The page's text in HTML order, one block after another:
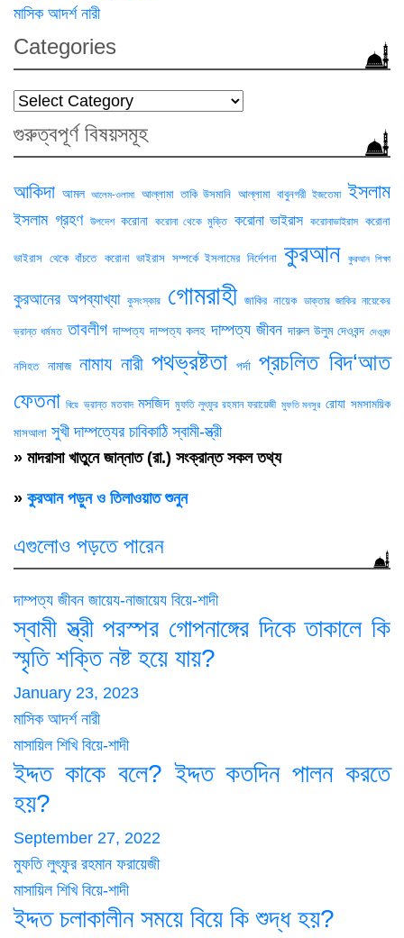
মাসিক আদর্শ নারী
Categories
Categories
গুরুত্বপূর্ণ বিষয়সমূহ
আকিদা আমল আলেম-ওলামা আল্লামা তাকি উসমানি আল্লামা বাবুনগরী ইজতেমা ইসলাম
ইসলাম গ্রহণ উপদেশ করোনা করোনা থেকে মুক্তি করোনা ভাইরাস করোনাভাইরাস করোনা
ভাইরাস থেকে বাঁচতে করোনা ভাইরাস সম্পর্কে ইসলামের নির্দেশনা কুরআন কুরআন শিক্ষা
কুরআনের অপব্যাখ্যা কুসংস্কার গোমরাহী জাকির নায়েক ডাক্তার জাকির নায়েকের
ভ্রান্ত ধর্মমত তাবলীগ দাম্পত্য দাম্পত্য কলহ দাম্পত্য জীবন দারুল উলুম দেওবন্দ দেওবন্দ
নসিহত নামাজ নামায নারী পথভ্রষ্টতা পর্দা প্রচলিত বিদ‘আত
ফেতনা বিয়ে ভ্রান্ত মতবাদ মসজিদ মুফতি লুৎফুর রহমান ফরায়েজী মুফতি মনসুর রোযা সমসাময়িক
মাসআলা সুখী দাম্পত্যের চাবিকাঠি স্বামী-স্ত্রী
» মাদরাসা খাতুনে জান্নাত (রা.) সংক্রান্ত সকল তথ্য
» কুরআন পড়ুন ও তিলাওয়াত শুনুন
এগুলোও পড়তে পারেন
দাম্পত্য জীবন জায়েয-নাজায়েয বিয়ে-শাদী
স্বামী স্ত্রী পরস্পর গোপনাঙ্গের দিকে তাকালে কি
স্মৃতি শক্তি নষ্ট হয়ে যায়?
January 23, 2023
মাসিক আদর্শ নারী
মাসায়িল শিখি বিয়ে-শাদী
ইদ্দত কাকে বলে? ইদ্দত কতদিন পালন করতে
হয়?
September 27, 2022
মুফতি লুৎফুর রহমান ফরায়েজী
মাসায়িল শিখি বিয়ে-শাদী
ইদ্দত চলাকালীন সময়ে বিয়ে কি শুদ্ধ হয়?